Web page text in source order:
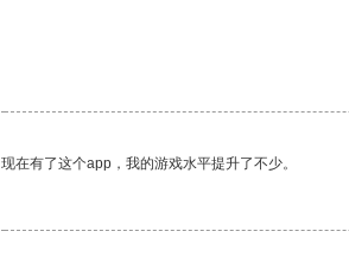
在有了这个app，我的游戏水平提升了不少。